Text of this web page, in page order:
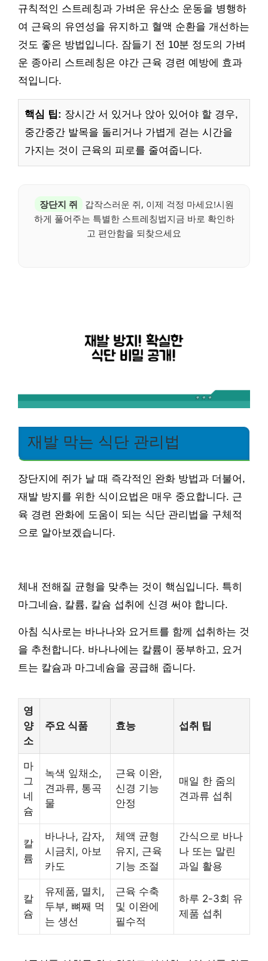
규칙적인 스트레칭과 가벼운 유산소 운동을 병행하
여 근육의 유연성을 유지하고 혈액 순환을 개선하는
것도 좋은 방법입니다. 잠들기 전 10분 정도의 가벼
운 종아리 스트레칭은 야간 근육 경련 예방에 효과
적입니다.
핵심 팁: 장시간 서 있거나 앉아 있어야 할 경우,
중간중간 발목을 돌리거나 가볍게 걷는 시간을
가지는 것이 근육의 피로를 줄여줍니다.
장단지 쥐
갑작스러운 쥐, 이제 걱정 마세요!시원
하게 풀어주는 특별한 스트레칭법지금 바로 확인하
고 편안함을 되찾으세요
재발 막는 식단 관리법
장단지에 쥐가 날 때 즉각적인 완화 방법과 더불어,
재발 방지를 위한 식이요법은 매우 중요합니다. 근
육 경련 완화에 도움이 되는 식단 관리법을 구체적
으로 알아보겠습니다.
체내 전해질 균형을 맞추는 것이 핵심입니다. 특히
마그네슘, 칼륨, 칼슘 섭취에 신경 써야 합니다.
아침 식사로는 바나나와 요거트를 함께 섭취하는 것
을 추천합니다. 바나나에는 칼륨이 풍부하고, 요거
트는 칼슘과 마그네슘을 공급해 줍니다.
영
양
소
주요 식품 효능 섭취 팁
마
그
네
슘
녹색 잎채소,
견과류, 통곡
물
근육 이완,
신경 기능
안정
매일 한 줌의
견과류 섭취
칼
륨
바나나, 감자,
시금치, 아보
카도
체액 균형
유지, 근육
기능 조절
간식으로 바나
나 또는 말린
과일 활용
칼
슘
유제품, 멸치,
두부, 뼈째 먹
는 생선
근육 수축
및 이완에
필수적
하루 2-3회 유
제품 섭취